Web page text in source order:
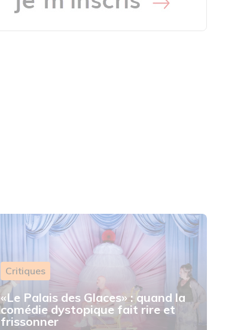
Critiques
«Le Palais des Glaces» : quand la
comédie dystopique fait rire et
frissonner